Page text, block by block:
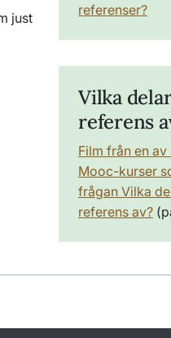
just
referenser?
Vilka
referens
Film från en
Mooc-kurser
frågan Vilka
referens av?